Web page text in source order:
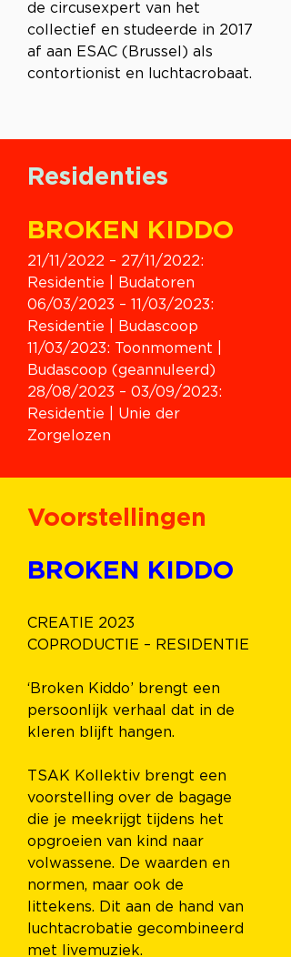
de circusexpert van het
collectief en studeerde in 2017
af aan ESAC (Brussel) als
contortionist en luchtacrobaat.
Residenties
BROKEN KIDDO
21/11/2022 – 27/11/2022:
Residentie | Budatoren
06/03/2023 – 11/03/2023:
Residentie | Budascoop
11/03/2023: Toonmoment |
Budascoop (geannuleerd)
28/08/2023 – 03/09/2023:
Residentie | Unie der
Zorgelozen
Voorstellingen
BROKEN KIDDO
CREATIE 2023
COPRODUCTIE – RESIDENTIE
‘Broken Kiddo’ brengt een
persoonlijk verhaal dat in de
kleren blijft hangen.
TSAK Kollektiv brengt een
voorstelling over de bagage
die je meekrijgt tijdens het
opgroeien van kind naar
volwassene. De waarden en
normen, maar ook de
littekens. Dit aan de hand van
luchtacrobatie gecombineerd
met livemuziek.